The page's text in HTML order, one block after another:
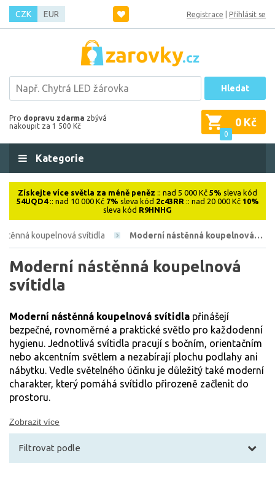
CZK EUR Registrace Přihlásit se
Hledat
Pro dopravu zdarma zbývá
nakoupit za 1 500 Kč
0
0 Kč
Kategorie
Získejte více světla za méně peněz :: nad 5 000 Kč 5% sleva kód
54UQD4:: nad 10 000 Kč 7% sleva kód 2c43RR :: nad 20 000 Kč 10%
sleva kód R9HNHG
koupelnová svítidla Moderní nástěnná koupelnová…
Moderní nástěnná koupelnová
svítidla
Moderní nástěnná koupelnová svítidla přinášejí
bezpečné, rovnoměrné a praktické světlo pro každodenní
hygienu. Jednotlivá svítidla pracují s bočním, orientačním
nebo akcentním světlem a nezabírají plochu podlahy ani
nábytku. Vedle světelného účinku je důležitý také moderní
charakter, který pomáhá svítidlo přirozeně začlenit do
prostoru.
Zobrazit více
Filtrovat podle